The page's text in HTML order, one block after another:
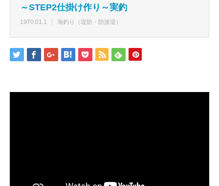
～STEP2仕掛け作り～実釣
1970.01.1 海釣り（堤防・防波堤）